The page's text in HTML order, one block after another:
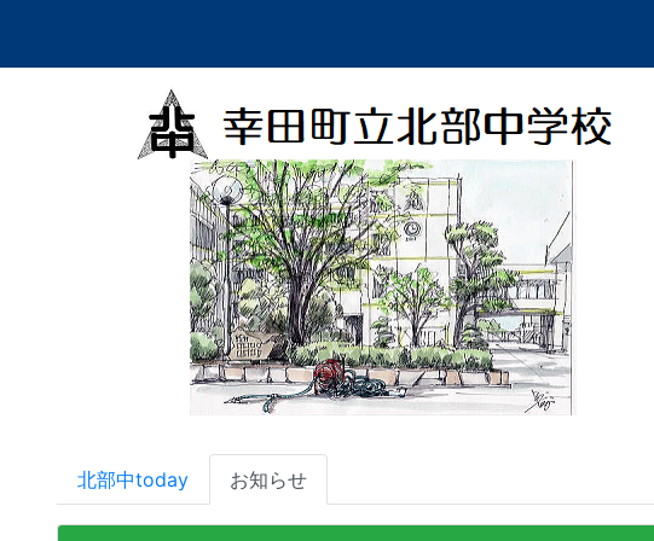
北部中today お知らせ